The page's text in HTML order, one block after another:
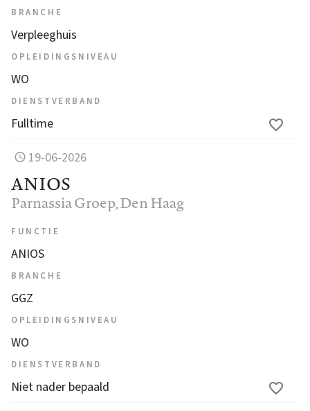
BRANCHE
Verpleeghuis
OPLEIDINGSNIVEAU
WO
DIENSTVERBAND
Fulltime
19-06-2026
ANIOS
Parnassia Groep, Den Haag
FUNCTIE
ANIOS
BRANCHE
GGZ
OPLEIDINGSNIVEAU
WO
DIENSTVERBAND
Niet nader bepaald